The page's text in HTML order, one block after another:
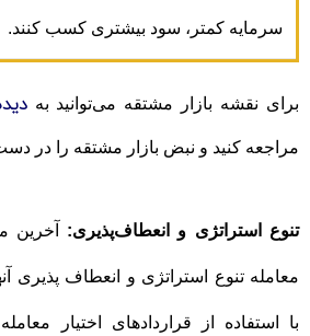
سرمایه کمتر، سود بیشتری کسب کنند.
برای نقشه بازار مشتقه می‌توانید به
مراجعه کنید و نبض بازار مشتقه را در
تنوع استراتژی و انعطاف‌پذیری: آخرین
معامله تنوع استراتژی و انعطاف پذیری
با استفاده از قراردادهای اختیار